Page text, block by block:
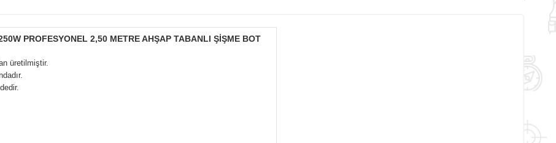
PROFESYONEL 2,50 METRE AHŞAP TABANLI ŞİŞME BOT
üretilmiştir.